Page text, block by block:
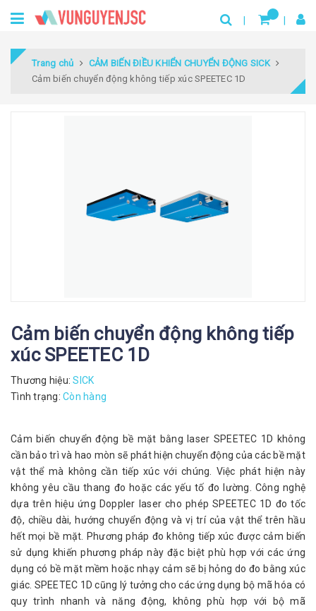
Trang chủ
CẢM BIẾN ĐIỀU KHIỂN CHUYỂN ĐỘNG SICK
Cảm biến chuyển động không tiếp xúc SPEETEC 1D
Cảm biến chuyển động không tiếp
xúc SPEETEC 1D
Thương hiệu: SICK
Tình trạng: Còn hàng
Cảm biến chuyển động bề mặt bằng laser SPEETEC 1D không
cần bảo trì và hao mòn sẽ phát hiện chuyển động của các bề mặt
vật thể mà không cần tiếp xúc với chúng. Việc phát hiện này
không yêu cầu thang đo hoặc các yếu tố đo lường. Công nghệ
dựa trên hiệu ứng Doppler laser cho phép SPEETEC 1D đo tốc
độ, chiều dài, hướng chuyển động và vị trí của vật thể trên hầu
hết mọi bề mặt. Phương pháp đo không tiếp xúc được cảm biến
sử dụng khiến phương pháp này đặc biệt phù hợp với các ứng
dụng có bề mặt mềm hoặc nhạy cảm sẽ bị hỏng do đo bằng xúc
giác. SPEETEC 1D cũng lý tưởng cho các ứng dụng bộ mã hóa có
quy trình nhanh và năng động, không phù hợp với bộ mã